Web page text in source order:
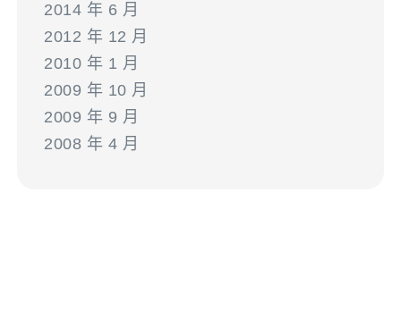
2014 年 6 月
2012 年 12 月
2010 年 1 月
2009 年 10 月
2009 年 9 月
2008 年 4 月